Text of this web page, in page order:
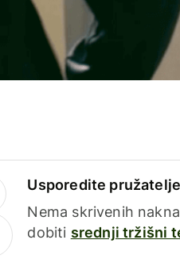
Usporedite
Nema skrivenih
dobiti srednji tržišni